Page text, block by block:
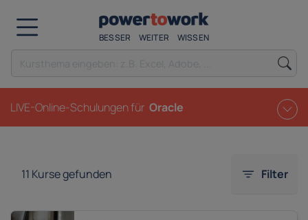
BESSER WEITER WISSEN
LIVE-Online-Schulungen für Oracle
11 Kurse gefunden Filter